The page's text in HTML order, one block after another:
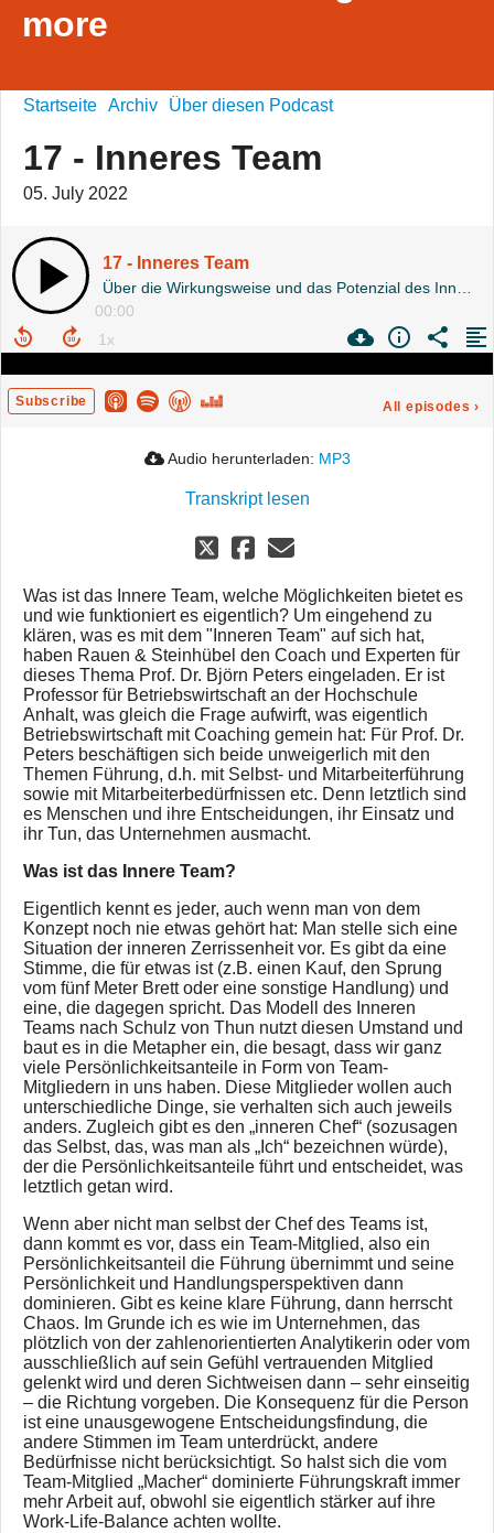
more
Startseite Archiv Über diesen Podcast
17 - Inneres Team
05. July 2022
17 - Inneres Team
00:00
Subscribe All episodes ›
Audio herunterladen: MP3
Transkript lesen
Was ist das Innere Team, welche Möglichkeiten bietet es
und wie funktioniert es eigentlich? Um eingehend zu
klären, was es mit dem "Inneren Team" auf sich hat,
haben Rauen & Steinhübel den Coach und Experten für
dieses Thema Prof. Dr. Björn Peters eingeladen. Er ist
Professor für Betriebswirtschaft an der Hochschule
Anhalt, was gleich die Frage aufwirft, was eigentlich
Betriebswirtschaft mit Coaching gemein hat: Für Prof. Dr.
Peters beschäftigen sich beide unweigerlich mit den
Themen Führung, d.h. mit Selbst- und Mitarbeiterführung
sowie mit Mitarbeiterbedürfnissen etc. Denn letztlich sind
es Menschen und ihre Entscheidungen, ihr Einsatz und
ihr Tun, das Unternehmen ausmacht.
Was ist das Innere Team?
Eigentlich kennt es jeder, auch wenn man von dem
Konzept noch nie etwas gehört hat: Man stelle sich eine
Situation der inneren Zerrissenheit vor. Es gibt da eine
Stimme, die für etwas ist (z.B. einen Kauf, den Sprung
vom fünf Meter Brett oder eine sonstige Handlung) und
eine, die dagegen spricht. Das Modell des Inneren
Teams nach Schulz von Thun nutzt diesen Umstand und
baut es in die Metapher ein, die besagt, dass wir ganz
viele Persönlichkeitsanteile in Form von Team-
Mitgliedern in uns haben. Diese Mitglieder wollen auch
unterschiedliche Dinge, sie verhalten sich auch jeweils
anders. Zugleich gibt es den „inneren Chef“ (sozusagen
das Selbst, das, was man als „Ich“ bezeichnen würde),
der die Persönlichkeitsanteile führt und entscheidet, was
letztlich getan wird.
Wenn aber nicht man selbst der Chef des Teams ist,
dann kommt es vor, dass ein Team-Mitglied, also ein
Persönlichkeitsanteil die Führung übernimmt und seine
Persönlichkeit und Handlungsperspektiven dann
dominieren. Gibt es keine klare Führung, dann herrscht
Chaos. Im Grunde ich es wie im Unternehmen, das
plötzlich von der zahlenorientierten Analytikerin oder vom
ausschließlich auf sein Gefühl vertrauenden Mitglied
gelenkt wird und deren Sichtweisen dann – sehr einseitig
– die Richtung vorgeben. Die Konsequenz für die Person
ist eine unausgewogene Entscheidungsfindung, die
andere Stimmen im Team unterdrückt, andere
Bedürfnisse nicht berücksichtigt. So halst sich die vom
Team-Mitglied „Macher“ dominierte Führungskraft immer
mehr Arbeit auf, obwohl sie eigentlich stärker auf ihre
Work-Life-Balance achten wollte.